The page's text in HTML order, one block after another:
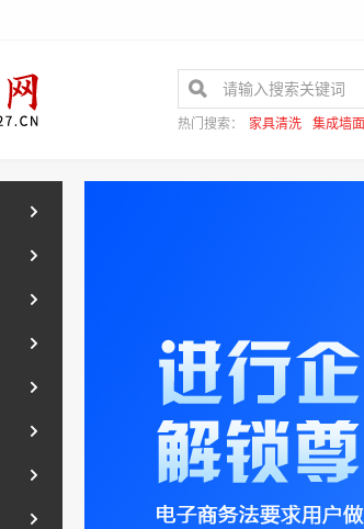
热门搜索： 家具清洗 集成墙面